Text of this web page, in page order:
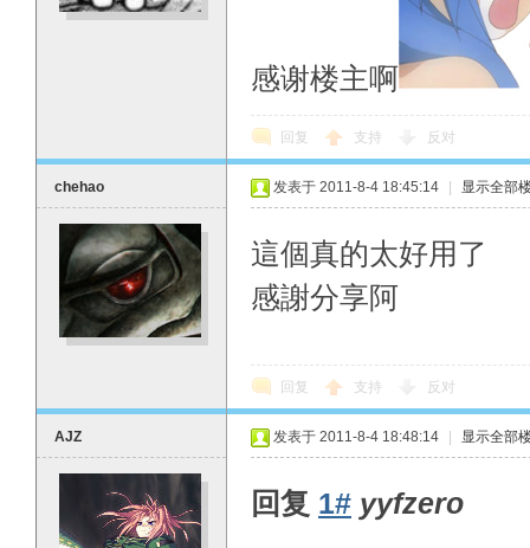
感谢楼主啊
回复 支持 反对
chehao 发表于 2011-8-4 18:45:14 显示全部
這個真的太好用了
感謝分享阿
回复 支持 反对
AJZ 发表于 2011-8-4 18:48:14 显示全部
回复 1# yyfzero